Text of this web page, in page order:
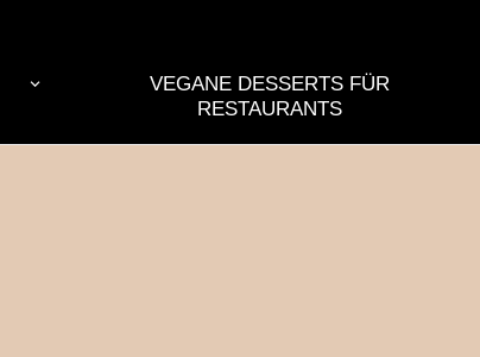
VEGANE DESSERTS FÜR
RESTAURANTS